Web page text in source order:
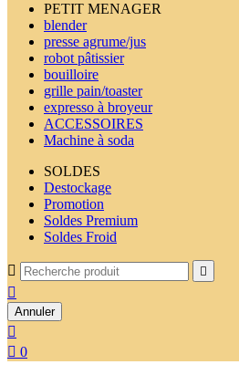
PETIT MENAGER
blender
presse agrume/jus
robot pâtissier
bouilloire
grille pain/toaster
expresso à broyeur
ACCESSOIRES
Machine à soda
SOLDES
Destockage
Promotion
Soldes Premium
Soldes Froid
 

Annuler

 0